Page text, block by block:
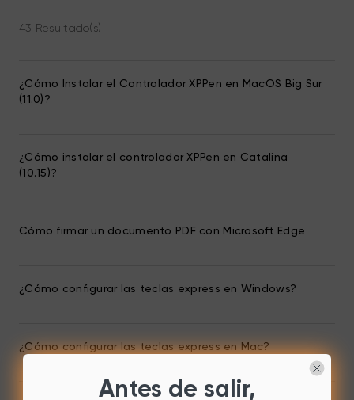
43 Resultado(s)
¿Cómo Instalar el Controlador XPPen en MacOS Big Sur
(11.0)?
¿Cómo instalar el controlador XPPen en Catalina
(10.15)?
Cómo firmar un documento PDF con Microsoft Edge
¿Cómo configurar las teclas express en Windows?
¿Cómo configurar las teclas express en Mac?
Antes de salir,